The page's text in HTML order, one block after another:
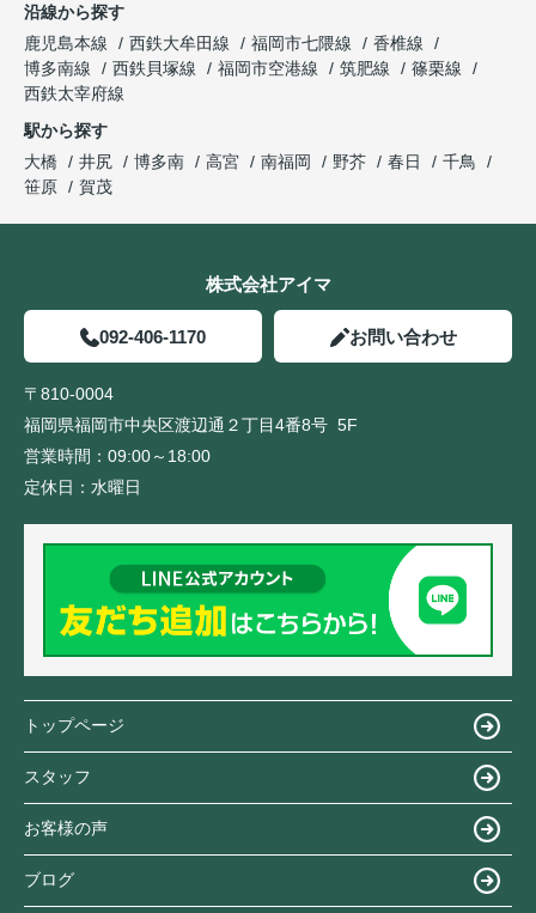
沿線から探す
鹿児島本線
西鉄大牟田線 福岡市七隈線
香椎線
博多南線
西鉄貝塚線 福岡市空港線 筑肥線
篠栗線
西鉄太宰府線
駅から探す
大橋
井尻 博多南 高宮 南福岡 野芥 春日
千鳥
笹原
賀茂
株式会社アイマ
092-406-1170 お問い合わせ
〒810-0004
福岡県福岡市中央区渡辺通２丁目4番8号 5F
営業時間： 09:00～18:00
定休日： 水曜日
トップページ
スタッフ
お客様の声
ブログ